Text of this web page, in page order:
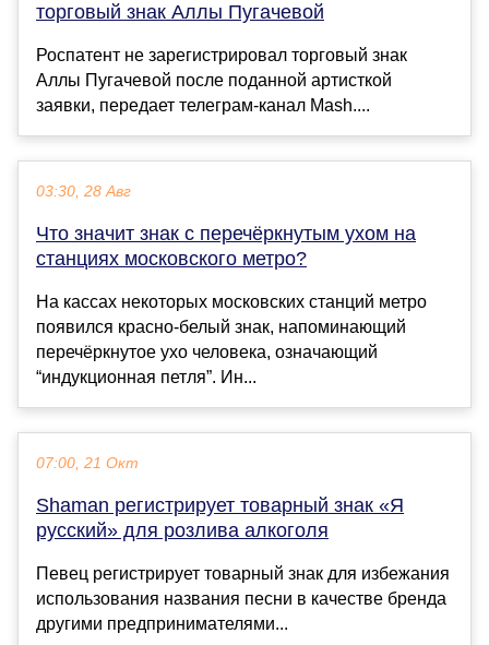
торговый знак Аллы Пугачевой
Роспатент не зарегистрировал торговый знак
Аллы Пугачевой после поданной артисткой
заявки, передает телеграм-канал Mash....
03:30, 28 Авг
Что значит знак с перечёркнутым ухом на
станциях московского метро?
На кассах некоторых московских станций метро
появился красно-белый знак, напоминающий
перечёркнутое ухо человека, означающий
“индукционная петля”. Ин...
07:00, 21 Окт
Shaman регистрирует товарный знак «Я
русский» для розлива алкоголя
Певец регистрирует товарный знак для избежания
использования названия песни в качестве бренда
другими предпринимателями...